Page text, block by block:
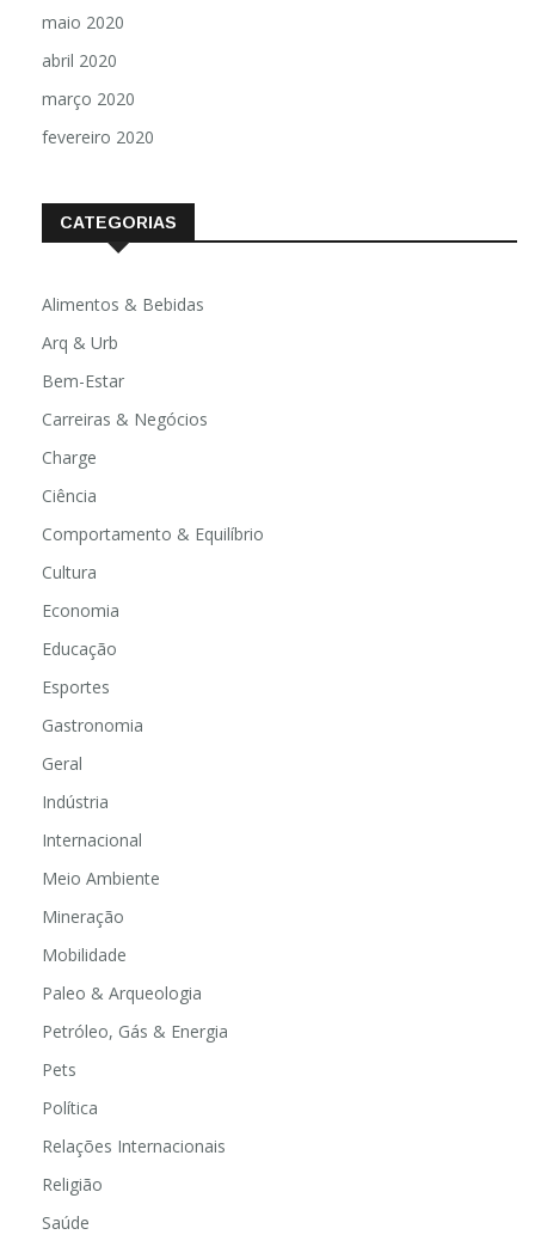
maio 2020
abril 2020
março 2020
fevereiro 2020
CATEGORIAS
Alimentos & Bebidas
Arq & Urb
Bem-Estar
Carreiras & Negócios
Charge
Ciência
Comportamento & Equilíbrio
Cultura
Economia
Educação
Esportes
Gastronomia
Geral
Indústria
Internacional
Meio Ambiente
Mineração
Mobilidade
Paleo & Arqueologia
Petróleo, Gás & Energia
Pets
Política
Relações Internacionais
Religião
Saúde